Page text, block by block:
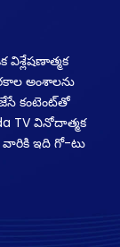
అంశాలను
కంటెంట్‌తో
TV వినోదాత్మక
ఇది గో-టు